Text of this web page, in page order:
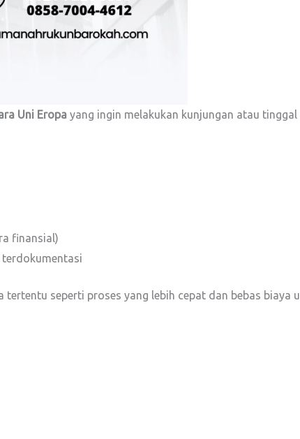
Uni Eropa yang ingin melakukan kunjungan atau
finansial)
terdokumentasi
tertentu seperti proses yang lebih cepat dan bebas biaya